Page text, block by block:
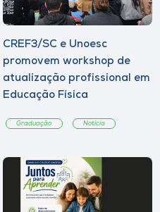
CREF3/SC e Unoesc
promovem workshop de
atualização profissional em
Educação Física
Graduação Notícia